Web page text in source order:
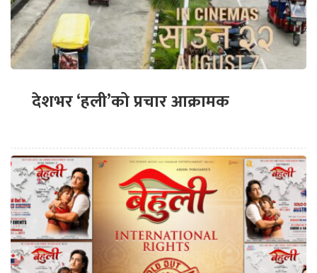
देशभर ‘हली’को प्रचार आक्रामक